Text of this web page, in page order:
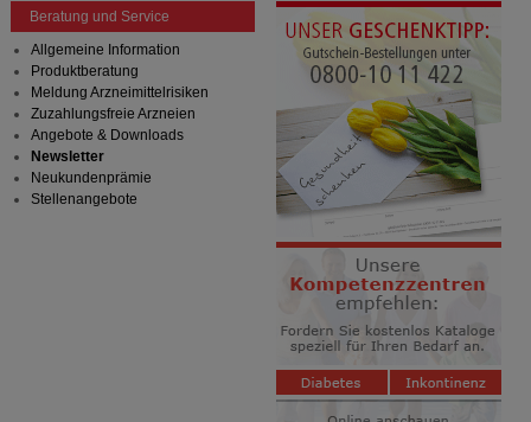
Beratung und Service
Allgemeine Information
Produktberatung
Meldung Arzneimittelrisiken
Zuzahlungsfreie Arzneien
Angebote & Downloads
Newsletter
Neukundenprämie
Stellenangebote